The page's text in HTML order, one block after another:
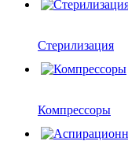
Стерилизация
Компрессоры